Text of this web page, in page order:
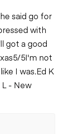
said go for
with
got a good
5/5I'm not
I was.Ed K
- New